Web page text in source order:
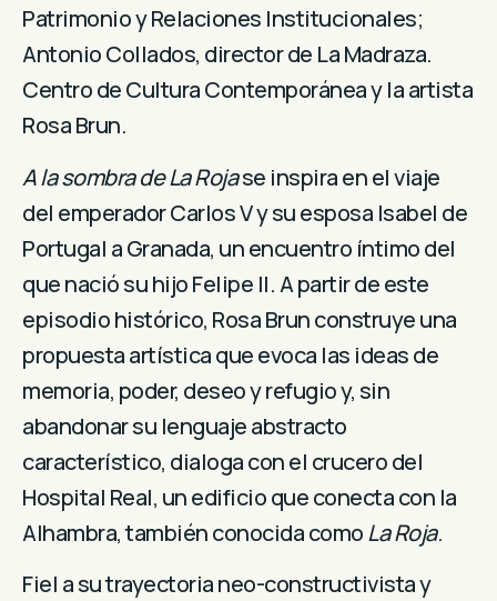
Patrimonio y Relaciones Institucionales;
Antonio Collados, director de La Madraza.
Centro de Cultura Contemporánea y la artista
Rosa Brun.
A la sombra de La Rojase inspira en el viaje
del emperador Carlos V y su esposa Isabel de
Portugal a Granada, un encuentro íntimo del
que nació su hijo Felipe II. A partir de este
episodio histórico, Rosa Brun construye una
propuesta artística que evoca las ideas de
memoria, poder, deseo y refugio y, sin
abandonar su lenguaje abstracto
característico, dialoga con el crucero del
Hospital Real, un edificio que conecta con la
Alhambra, también conocida comoLa Roja.
Fiel a su trayectoria neo-constructivista y